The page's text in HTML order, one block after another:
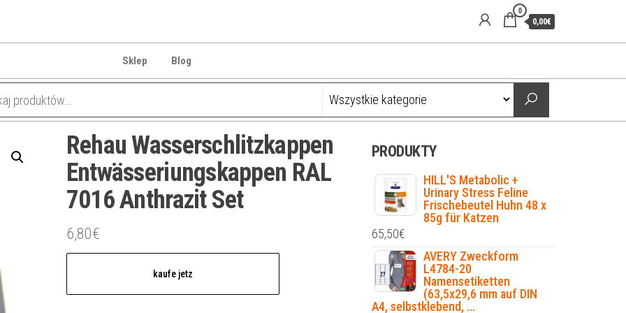
0
0,00€
Sklep Blog
Rehau Wasserschlitzkappen
Entwässeriungskappen RAL
7016 Anthrazit Set
6,80€
kaufe jetz
PRODUKTY
HILL'S Metabolic +
Urinary Stress Feline
Frischebeutel Huhn 48 x
85g für Katzen
65,50€
AVERY Zweckform
L4784-20
Namensetiketten
(63,5x29,6 mm auf DIN
A4, selbstklebend, ...